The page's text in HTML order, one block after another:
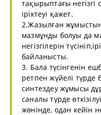
тақырыптағы
іріктеуі қажет.
2.Жазылған
мазмұнды болуы да
негізгілерін
байланысты.
3. Бала түсінгенін
ретпен жүйелі түрде
синтездеу жұмысы
саналы түрде
жөнінде, одан кейін